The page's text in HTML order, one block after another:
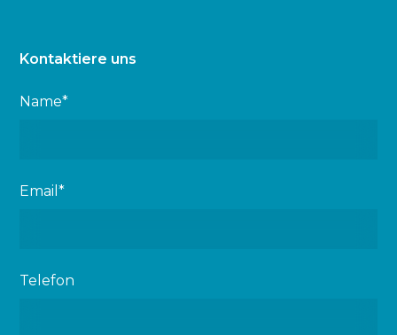
Kontaktiere uns
Name*
Email*
Telefon